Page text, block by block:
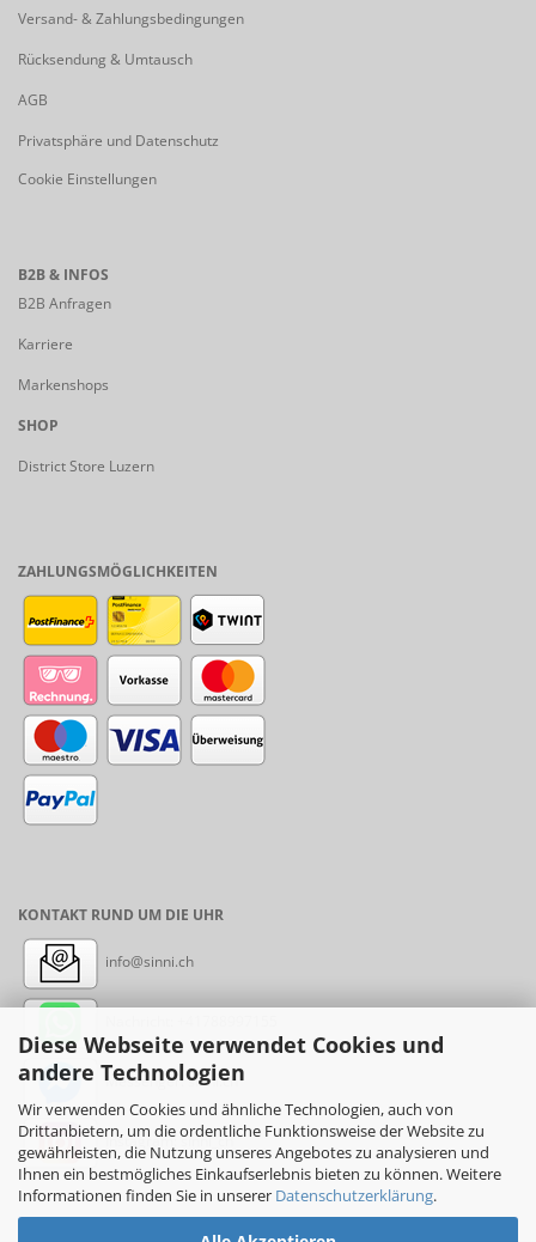
Diese Webseite verwendet Cookies und
andere Technologien
Wir verwenden Cookies und ähnliche Technologien, auch von
Drittanbietern, um die ordentliche Funktionsweise der Website zu
gewährleisten, die Nutzung unseres Angebotes zu analysieren und
Ihnen ein bestmögliches Einkaufserlebnis bieten zu können. Weitere
Informationen finden Sie in unserer Datenschutzerklärung.
Versand- & Zahlungsbedingungen
Rücksendung & Umtausch
AGB
Privatsphäre und Datenschutz
Cookie Einstellungen
B2B & INFOS
B2B Anfragen
Karriere
Markenshops
SHOP
District Store Luzern
ZAHLUNGSMÖGLICHKEITEN
KONTAKT RUND UM DIE UHR
info@sinni.ch
Messenger: sinni.ch
Instagram: sinni_ch